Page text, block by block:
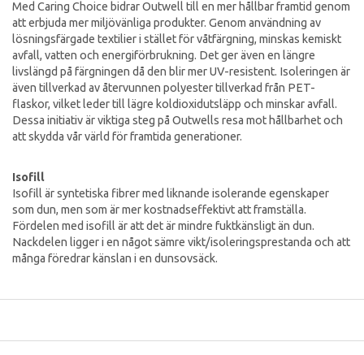
Med Caring Choice bidrar Outwell till en mer hållbar framtid genom
att erbjuda mer miljövänliga produkter. Genom användning av
lösningsfärgade textilier i stället för våtfärgning, minskas kemiskt
avfall, vatten och energiförbrukning. Det ger även en längre
livslängd på färgningen då den blir mer UV-resistent. Isoleringen är
även tillverkad av återvunnen polyester tillverkad från PET-
flaskor, vilket leder till lägre koldioxidutsläpp och minskar avfall.
Dessa initiativ är viktiga steg på Outwells resa mot hållbarhet och
att skydda vår värld för framtida generationer.
Isofill
Isofill är syntetiska fibrer med liknande isolerande egenskaper
som dun, men som är mer kostnadseffektivt att framställa.
Fördelen med isofill är att det är mindre fuktkänsligt än dun.
Nackdelen ligger i en något sämre vikt/isoleringsprestanda och att
många föredrar känslan i en dunsovsäck.